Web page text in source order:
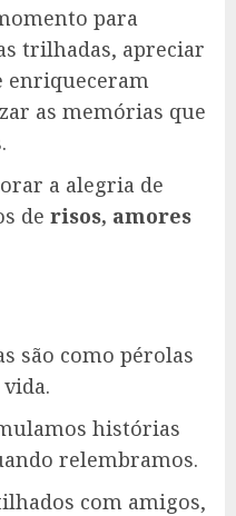
para
trilhadas, apreciar
enriqueceram
as memórias que
a alegria de
de risos, amores
são como pérolas
histórias
relembramos.
com amigos,